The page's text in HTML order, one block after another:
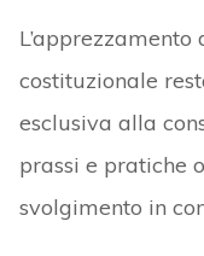
L’apprezzamento
costituzionale
esclusiva alla
prassi e pratiche
svolgimento in